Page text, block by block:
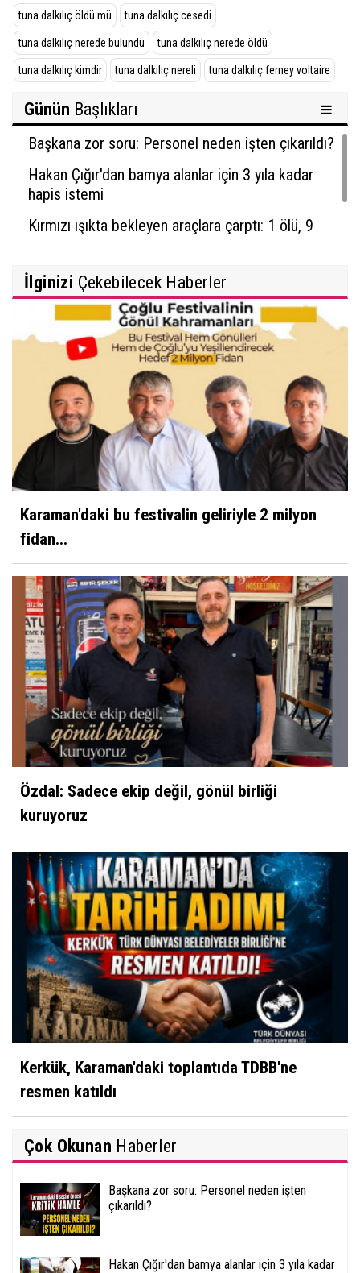
tuna dalkılıç öldü mü tuna dalkılıç cesedi
tuna dalkılıç nerede bulundu tuna dalkılıç nerede öldü
tuna dalkılıç kimdir tuna dalkılıç nereli tuna dalkılıç ferney voltaire
Günün Başlıkları
Başkana zor soru: Personel neden işten çıkarıldı?
Hakan Çığır'dan bamya alanlar için 3 yıla kadar
hapis istemi
Kırmızı ışıkta bekleyen araçlara çarptı: 1 ölü, 9
İlginizi Çekebilecek Haberler
Karaman'daki bu festivalin geliriyle 2 milyon
fidan...
Özdal: Sadece ekip değil, gönül birliği
kuruyoruz
Kerkük, Karaman'daki toplantıda TDBB'ne
resmen katıldı
Çok Okunan Haberler
Başkana zor soru: Personel neden işten
çıkarıldı?
Hakan Çığır'dan bamya alanlar için 3 yıla kadar